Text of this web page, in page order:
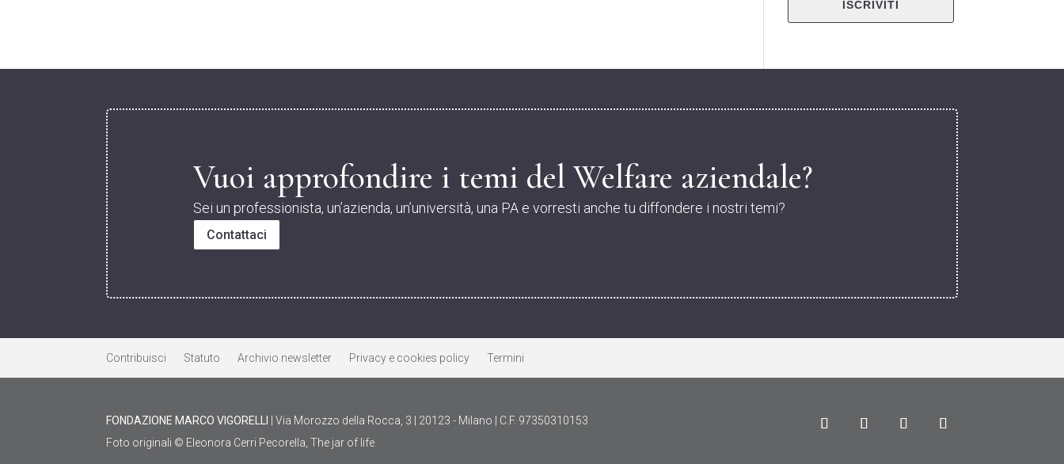
Vuoi approfondire i temi del Welfare aziendale?
Sei un professionista, un’azienda, un’università, una PA e vorresti anche tu diffondere i nostri temi?
Contattaci
Contribuisci Statuto Archivio newsletter Privacy e cookies policy Termini
FONDAZIONE MARCO VIGORELLI
| Via Morozzo della Rocca, 3 | 20123 - Milano | C.F. 97350310153
Foto originali © Eleonora Cerri Pecorella, The jar of life